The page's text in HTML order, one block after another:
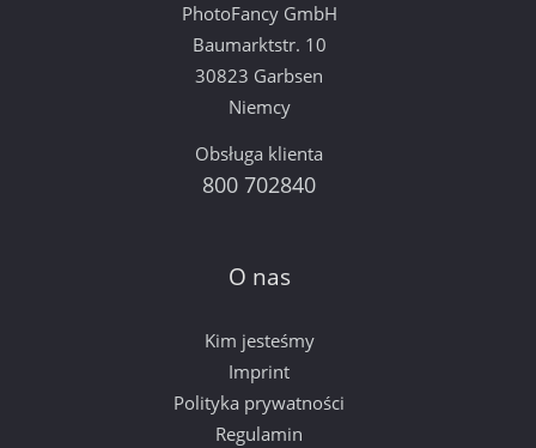
PhotoFancy GmbH
Baumarktstr. 10
30823 Garbsen
Niemcy
Obsługa klienta
800 702840
O nas
Kim jesteśmy
Imprint
Polityka prywatności
Regulamin